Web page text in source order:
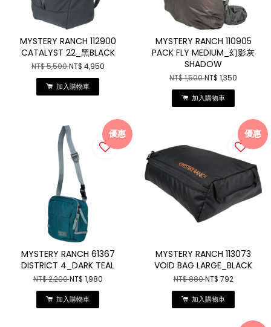
MYSTERY RANCH 112900
CATALYST 22_黑BLACK
NT$ 5,500NT$ 4,950
加入購物車
MYSTERY RANCH 110905
PACK FLY MEDIUM_幻影灰
SHADOW
NT$ 1,500NT$ 1,350
加入購物車
優惠
MYSTERY RANCH 61367
DISTRICT 4_DARK TEAL
NT$ 2,200NT$ 1,980
加入購物車
優惠
MYSTERY RANCH 113073
VOID BAG LARGE_BLACK
NT$ 880NT$ 792
加入購物車